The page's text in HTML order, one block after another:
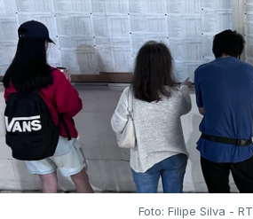
Foto: Filipe Silva -